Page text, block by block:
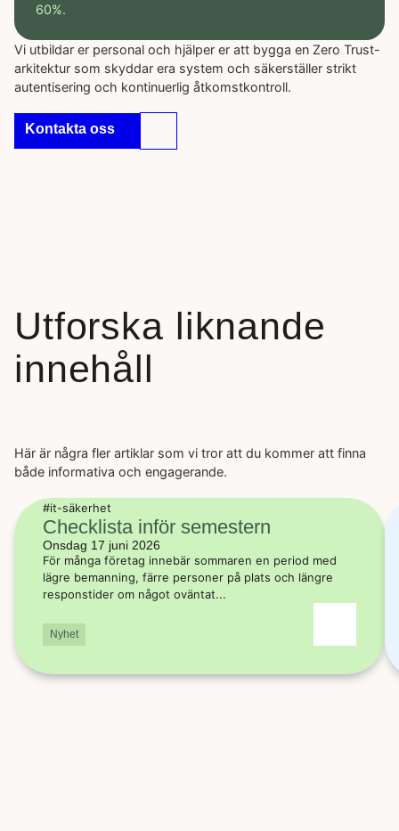
60%.
Vi utbildar er personal och hjälper er att bygga en Zero Trust-
arkitektur som skyddar era system och säkerställer strikt
autentisering och kontinuerlig åtkomstkontroll.
Kontakta oss
Utforska liknande
innehåll
Här är några fler artiklar som vi tror att du kommer att finna
både informativa och engagerande.
#it-säkerhet
Checklista inför semestern
Onsdag 17 juni 2026
För många företag innebär sommaren en period med
lägre bemanning, färre personer på plats och längre
responstider om något oväntat...
Nyhet